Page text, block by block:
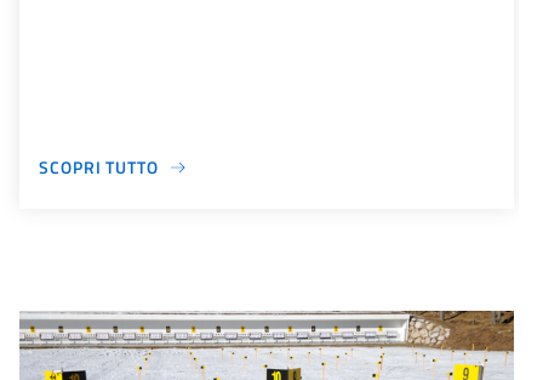
SCOPRI TUTTO